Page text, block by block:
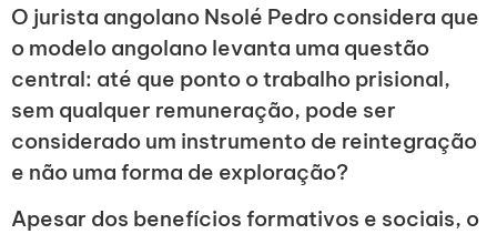
O jurista angolano Nsolé Pedro considera que
o modelo angolano levanta uma questão
central: até que ponto o trabalho prisional,
sem qualquer remuneração, pode ser
considerado um instrumento de reintegração
e não uma forma de exploração?
Apesar dos benefícios formativos e sociais, o